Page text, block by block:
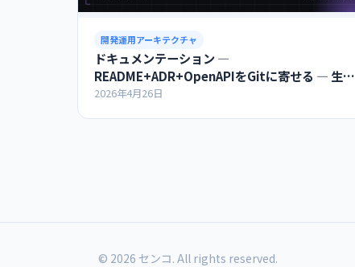
開発運用アーキテクチャ
ドキュメンテーション ―
README+ADR+OpenAPIをGitに寄せる ― 生成
AI時代のアーキテクチャ超入門
2026年4月26日
© 2026 センコ. All rights reserved.